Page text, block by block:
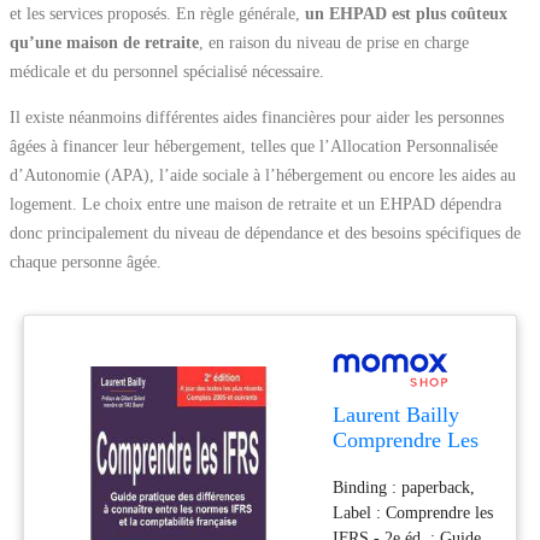
et les services proposés. En règle générale, un EHPAD est plus coûteux
qu’une maison de retraite , en raison du niveau de prise en charge
médicale et du personnel spécialisé nécessaire.
Il existe néanmoins différentes aides financières pour aider les personnes
âgées à financer leur hébergement, telles que l’Allocation Personnalisée
d’Autonomie (APA), l’aide sociale à l’hébergement ou encore les aides au
logement. Le choix entre une maison de retraite et un EHPAD dépendra
donc principalement du niveau de dépendance et des besoins spécifiques de
chaque personne âgée.
Laurent Bailly
Comprendre Les
Pratique Des
Différences À
Binding : paperback,
Label : Comprendre les